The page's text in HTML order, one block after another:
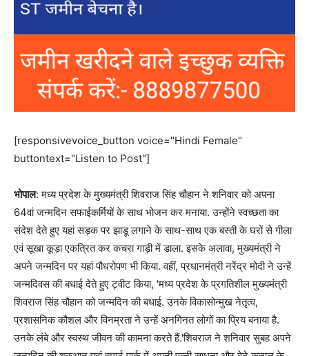
[responsivevoice_button voice="Hindi Female"
buttontext="Listen to Post"]
भोपाल: मध्य प्रदेश के मुख्यमंत्री शिवराज सिंह चौहान ने शनिवार को अपना
64वां जन्मदिन सफाईकर्मियों के साथ भोजन कर मनाया. उन्होंने स्वच्छता का
संदेश देते हुए यहां सड़क पर झाडू लगाने के साथ-साथ एक बस्ती के घरों से गीला
एवं सूखा कूड़ा एकत्रित कर कचरा गाड़ी में डाला. इसके अलावा, मुख्यमंत्री ने
अपने जन्मदिन पर यहां पौधरोपण भी किया. वहीं, प्रधानमंत्री नरेंद्र मोदी ने उन्हें
जन्मदिवस की बधाई देते हुए ट्वीट किया, 'मध्य प्रदेश के प्रगतिशील मुख्यमंत्री
शिवराज सिंह चौहान को जन्मदिन की बधाई. उनके विकासोन्मुख नेतृत्व,
प्रशासनिक कौशल और विनम्रता ने उन्हें अनगिनत लोगों का प्रिय बनाया है.
उनके लंबे और स्वस्थ जीवन की कामना करते हैं.'शिवराज ने शनिवार सुबह अपने